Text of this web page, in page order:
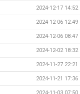
2024-12-17 14:52
2024-12-06 12:49
2024-12-06 08:47
2024-12-02 18:32
2024-11-27 22:21
2024-11-21 17:36
2024-11-03 07:50